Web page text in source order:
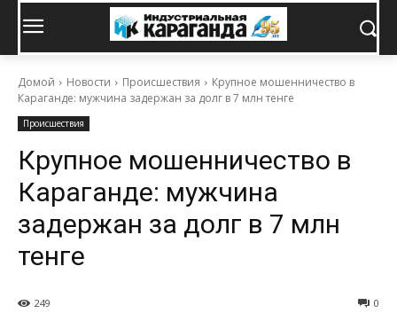
Домой Новости Происшествия
Крупное мошенничество в
Караганде: мужчина задержан за долг в 7 млн тенге
Происшествия
Крупное мошенничество в
Караганде: мужчина
задержан за долг в 7 млн
тенге
0
249